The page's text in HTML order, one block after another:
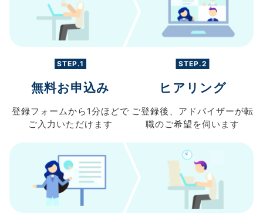
STEP.1
無料お申込み
登録フォームから 1分ほどで
ご入力 いただけます
STEP.2
ヒアリング
ご登録後、 アドバイザーが転
職のご希望を伺います